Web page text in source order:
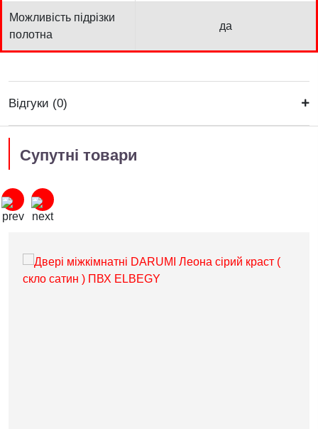
Можливість підрізки
полотна
да
Відгуки (0)
Супутні товари